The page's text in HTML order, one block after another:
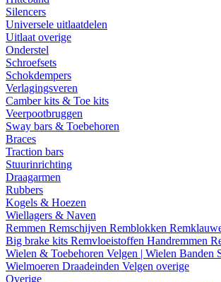
Silencers
Universele uitlaatdelen
Uitlaat overige
Onderstel
Schroefsets
Schokdempers
Verlagingsveren
Camber kits & Toe kits
Veerpootbruggen
Sway bars & Toebehoren
Braces
Traction bars
Stuurinrichting
Draagarmen
Rubbers
Kogels & Hoezen
Wiellagers & Naven
Remmen Remschijven Remblokken
Big brake kits Remvloeistoffen Handremmen
Wielen & Toebehoren Velgen | Wielen Banden
Wielmoeren Draadeinden Velgen overige
Overige